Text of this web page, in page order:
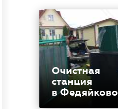
Очистная
станция
в Федяйково